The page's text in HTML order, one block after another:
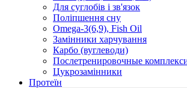
Для суглобів і зв'язок
Поліпшення сну
Omega-3(6,9), Fish Oil
Замінники харчування
Карбо (вуглеводи)
Послетренировочные
Цукрозамінники
Протеїн